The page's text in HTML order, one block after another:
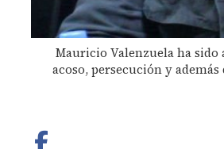
Mauricio Valenzuela ha
acoso, persecución y